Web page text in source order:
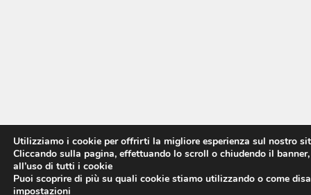
Utilizziamo i cookie per offrirti la migliore esperienza sul nostro
Cliccando sulla pagina, effettuando lo scroll o chiudendo il
all’uso di tutti i cookie
Puoi scoprire di più su quali cookie stiamo utilizzando o come
impostazioni